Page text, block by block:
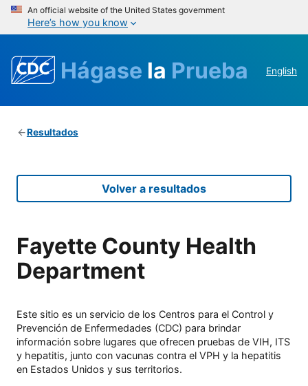
An official website of the United States government
Here’s how you know
Hágase la Prueba English
Resultados
Volver a resultados
Fayette County Health
Department
Este sitio es un servicio de los Centros para el Control y
Prevención de Enfermedades (CDC) para brindar
información sobre lugares que ofrecen pruebas de VIH, ITS
y hepatitis, junto con vacunas contra el VPH y la hepatitis
en Estados Unidos y sus territorios.